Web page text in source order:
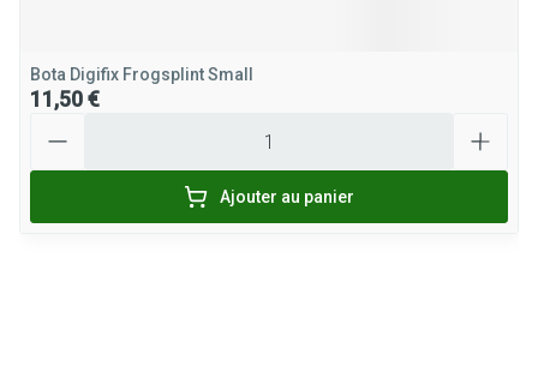
Bota Digifix Frogsplint Small
11,50 €
Ajouter au panier